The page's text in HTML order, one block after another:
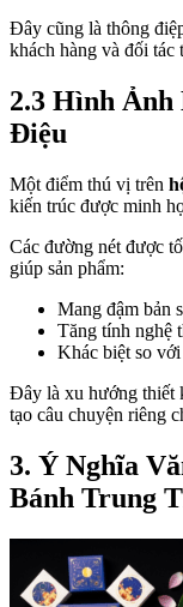
Đây cũng là thông
khách hàng và đối tác
2.3 Hình
Điệu
Một điểm thú vị trên
kiến trúc được minh
Các đường nét được
giúp sản phẩm:
Mang đậm bản
Tăng tính nghệ
Khác biệt so
Đây là xu hướng thiết
tạo câu chuyện riêng
3. Ý Nghĩa
Bánh Trung